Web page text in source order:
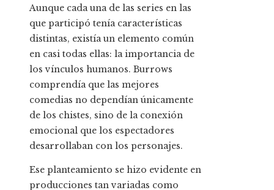
Aunque cada una de las series en las
que participó tenía características
distintas, existía un elemento común
en casi todas ellas: la importancia de
los vínculos humanos. Burrows
comprendía que las mejores
comedias no dependían únicamente
de los chistes, sino de la conexión
emocional que los espectadores
desarrollaban con los personajes.
Ese planteamiento se hizo evidente en
producciones tan variadas como